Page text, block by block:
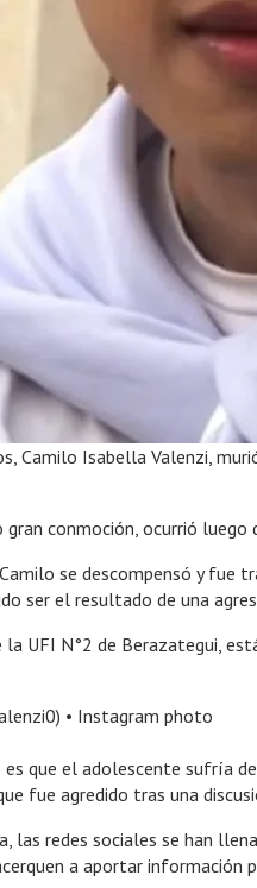
Camilo Isabella Valenzi,
gran conmoción, ocurrió
se descompensó y fue
ser el resultado de una
la UFI N°2 de Berazategui,
• Instagram photo
que el adolescente sufría
fue agredido tras una
las redes sociales se han
a aportar información